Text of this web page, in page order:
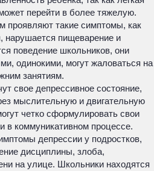
перейти в более тяжелую.
проявляют такие симптомы, как
нарушается пищеварение и
поведение школьников, они
одинокими, могут жаловаться на
занятиям.
свое депрессивное состояние,
мыслительную и двигательную
четко сформулировать свои
в коммуникативном процессе.
депрессии у подростков,
дисциплины, злоба,
на улице. Школьники находятся